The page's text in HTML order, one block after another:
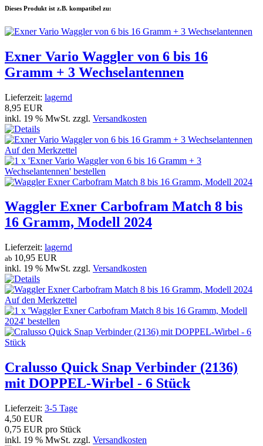
Dieses Produkt ist z.B. kompatibel zu:
Exner Vario Waggler von 6 bis 16
Gramm + 3 Wechselantennen
Lieferzeit: lagernd
8,95 EUR
inkl. 19 % MwSt. zzgl. Versandkosten
Waggler Exner Carbofram Match 8 bis
16 Gramm, Modell 2024
Lieferzeit: lagernd
ab 10,95 EUR
inkl. 19 % MwSt. zzgl. Versandkosten
Cralusso Quick Snap Verbinder (2136)
mit DOPPEL-Wirbel - 6 Stück
Lieferzeit: 3-5 Tage
4,50 EUR
0,75 EUR pro Stück
inkl. 19 % MwSt. zzgl. Versandkosten